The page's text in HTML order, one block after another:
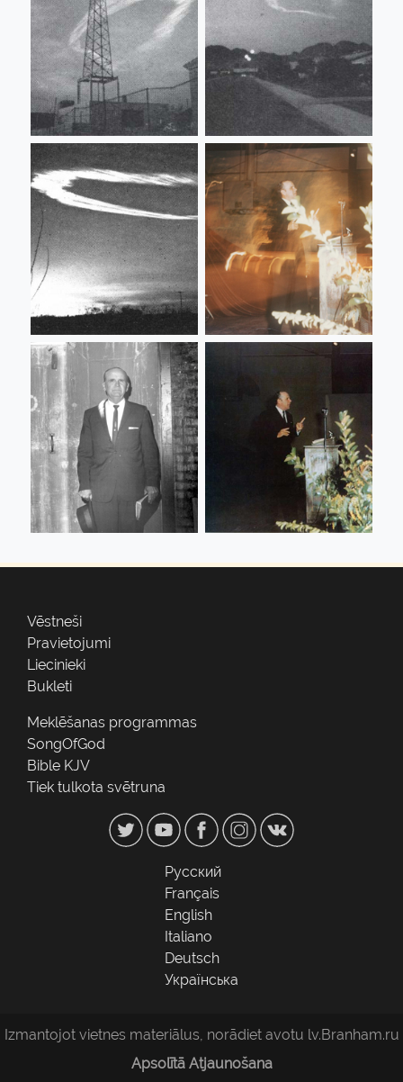
Vēstneši
Pravietojumi
Liecinieki
Bukleti
Meklēšanas programmas
SongOfGod
Bible KJV
Tiek tulkota svētruna
Русский
Français
English
Italiano
Deutsch
Українська
Izmantojot vietnes materiālus, norādiet avotu lv.Branham.ru
Apsolītā Atjaunošana